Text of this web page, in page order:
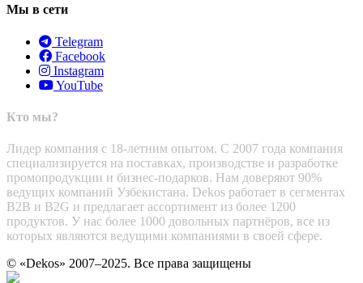
Мы в сети
Telegram
Facebook
Instagram
YouTube
Кто мы?
Лидер компания с 18-летним опытом. С 2007 года компания
специализируется на поставках, производстве и разработке
промопродукции и бизнес-подарков. Нам доверяют 90%
ведущих компаний Узбекистана. Dekos работает в сегментах
B2B и B2G и предлагает ассортимент из более 1200
продуктов. У нас более 1000 довольных партнёров, все из
которых являются ведущими компаниями в своей сфере.
© «Dekos» 2007–2025. Все права защищены